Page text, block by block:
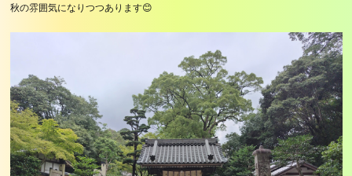
秋の雰囲気になりつつあります😊